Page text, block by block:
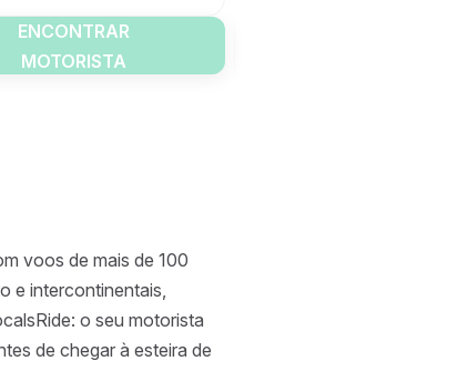
ENCONTRAR
MOTORISTA
voos de mais de 100
e intercontinentais,
o seu motorista
de chegar à esteira de